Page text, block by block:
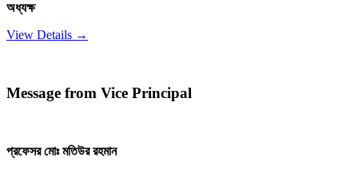
অধ্যক্ষ
View Details →
Message from Vice Principal
প্রফেসর মোঃ মতিউর রহমান